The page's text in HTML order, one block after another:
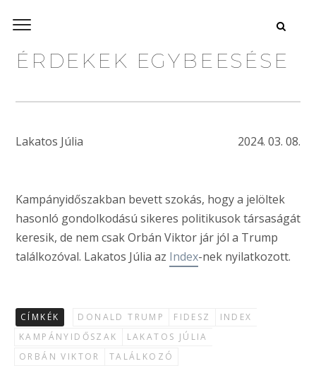
ÉRDEKEK EGYBEESÉSE
Lakatos Júlia 2024. 03. 08.
Kampányidőszakban bevett szokás, hogy a jelöltek
hasonló gondolkodású sikeres politikusok társaságát
keresik, de nem csak Orbán Viktor jár jól a Trump
találkozóval. Lakatos Júlia az Index-nek nyilatkozott.
CÍMKÉK DONALD TRUMP FIDESZ
INDEX
KAMPÁNYIDŐSZAK
LAKATOS JÚLIA
ORBÁN VIKTOR
TALÁLKOZÓ